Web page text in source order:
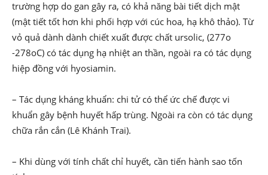
trường hợp do gan gây ra, có khả năng bài tiết dịch mật
(mật tiết tốt hơn khi phối hợp với cúc hoa, hạ khô thảo). Từ
vỏ quả dành dành chiết xuất được chất ursolic, (277o
-278oC) có tác dụng hạ nhiệt an thần, ngoài ra có tác dụng
hiệp đồng với hyosiamin.
– Tác dụng kháng khuẩn: chi tử có thể ức chế được vi
khuẩn gây bệnh huyết hấp trùng. Ngoài ra còn có tác dụng
chữa rắn cắn (Lê Khánh Trai).
– Khi dùng với tính chất chỉ huyết, cần tiến hành sao tốn